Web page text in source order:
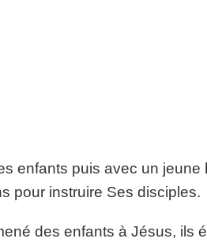
enfants puis avec un jeune
pour instruire Ses disciples.
des enfants à Jésus, ils